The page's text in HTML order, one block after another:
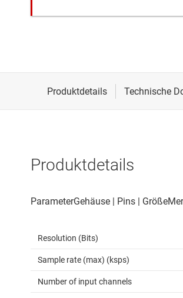
Produktdetails
Resolution (Bits)
Sample rate (max) (ksps)
Number of input channels